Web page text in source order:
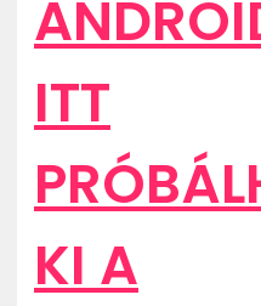
ITT
KI A